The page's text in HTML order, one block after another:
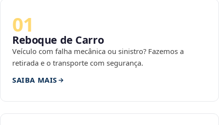
01
Reboque de Carro
Veículo com falha mecânica ou sinistro? Fazemos a
retirada e o transporte com segurança.
SAIBA MAIS